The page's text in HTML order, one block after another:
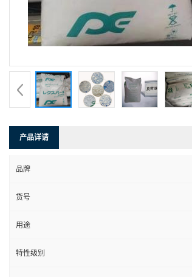
产品详请
品牌
货号
用途
特性级别